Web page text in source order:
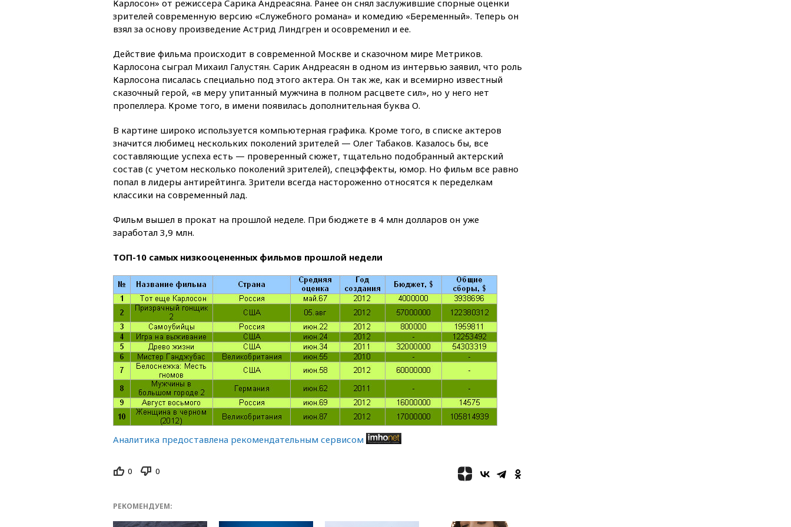
вчера, 12:37 ВС РФ заняли
еще два села в ДНР
НПЗ в Саудовской Аравии
вчера, 11:53 В Уфе украинский
БПЛА попал в стройку вместо
предприятия
вчера, 11:11
вчера, 10:53
Три человека
погибли в результате ночной
атаки БПЛА ВСУ на Белгород
вчера, 10:31 ВС РФ ударили по
одесской портовой
вчера, 10:10 Премьер Японии
снова не упомянула, чья
ранены в ходе атаки БПЛА на
Белгород
вчера, 09:09Минобороны: за
ночь сбито 153 украинских
БПЛА
вчера, 08:50
Состояние
здоровья Джо Байдена
ухудшилось
приостановила выпуск модели
Astra из-за потенциальных
рисков
«Одиссея»
Карлосон» от режиссера Сарика Андреасяна. Ранее он снял заслужившие спорные оценки
зрителей современную версию «Служебного романа» и комедию «Беременный». Теперь он
взял за основу произведение Астрид Линдгрен и осовременил и ее.
Действие фильма происходит в современной Москве и сказочном мире Метриков.
Карлосона сыграл Михаил Галустян. Сарик Андреасян в одном из интервью заявил, что роль
Карлосона писалась специально под этого актера. Он так же, как и всемирно известный
сказочный герой, «в меру упитанный мужчина в полном расцвете сил», но у него нет
пропеллера. Кроме того, в имени появилась дополнительная буква О.
В картине широко используется компьютерная графика. Кроме того, в списке актеров
значится любимец нескольких поколений зрителей — Олег Табаков. Казалось бы, все
составляющие успеха есть — проверенный сюжет, тщательно подобранный актерский
состав (с учетом несколько поколений зрителей), спецэффекты, юмор. Но фильм все равно
попал в лидеры антирейтинга. Зрители всегда настороженно относятся к переделкам
классики на современный лад.
Фильм вышел в прокат на прошлой неделе. При бюджете в 4 млн долларов он уже
заработал 3,9 млн.
ТОП-10 самых низкооцененных фильмов прошлой недели
Аналитика предоставлена рекомендательным сервисом
0 0
РЕКОМЕНДУЕМ: